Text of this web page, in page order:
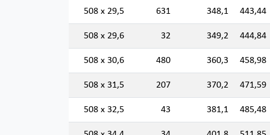
508 x 29,5 631 348,1 443,44
508 x 29,6 32 349,2 444,84
508 x 30,6 480 360,3 458,98
508 x 31,5 207 370,2 471,59
508 x 32,5 43 381,1 485,48